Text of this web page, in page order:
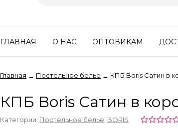
ГЛАВНАЯ О НАС ОПТОВИКАМ
Главная → Постельное белье → КПБ Boris Сатин в
КПБ Boris Сатин в
Категории: Постельное белье BORIS